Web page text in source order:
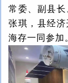
常委、副县
张琪，县经
海存一同参加